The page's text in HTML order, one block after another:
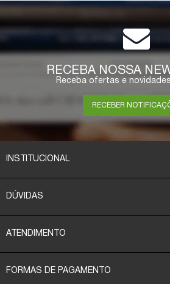
RECEBA NOSSA
Receba ofertas e
RECEBER
INSTITUCIONAL
DÚVIDAS
ATENDIMENTO
FORMAS DE PAGAMENTO